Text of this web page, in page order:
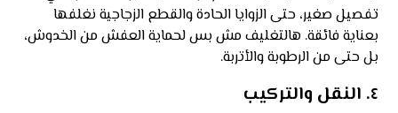
تفصيل صغير، حتى الزوايا الحادة والقطع الزجاجية نغلفها
بعناية فائقة. هالتغليف مش بس لحماية العفش من الخدوش،
بل حتى من الرطوبة والأتربة.
٤. النقل والتركيب